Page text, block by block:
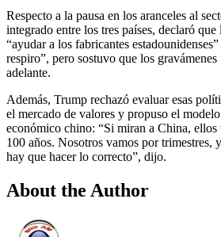
Respecto a la pausa en los aranceles al
integrado entre los tres países, declaró
“ayudar a los fabricantes
respiro”, pero sostuvo que los gravámenes
adelante.
Además, Trump rechazó evaluar esas
el mercado de valores y propuso el
económico chino: “Si miran a China, ellos
100 años. Nosotros vamos por trimestres,
hay que hacer lo correcto”, dijo.
About the Author